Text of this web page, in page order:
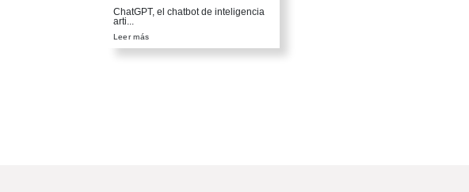
ChatGPT, el chatbot de inteligencia
arti...
Leer más